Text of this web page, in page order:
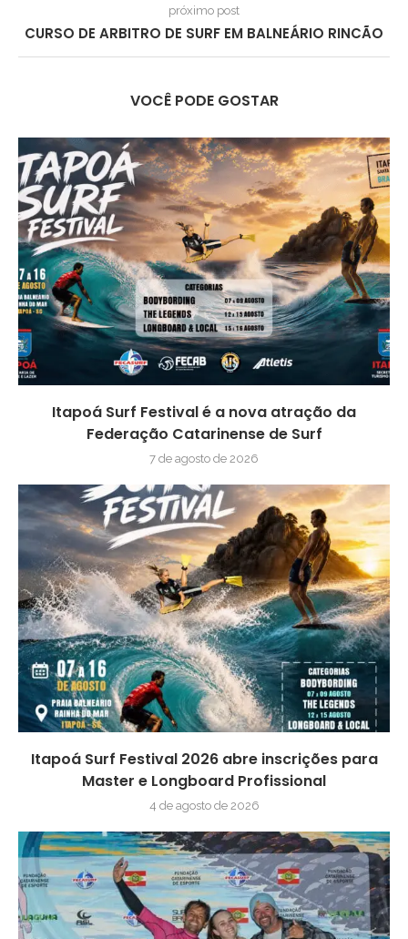
próximo post
CURSO DE ARBITRO DE SURF EM BALNEÁRIO RINCÃO
VOCÊ PODE GOSTAR
Itapoá Surf Festival é a nova atração da
Federação Catarinense de Surf
7 de agosto de 2026
Itapoá Surf Festival 2026 abre inscrições para
Master e Longboard Profissional
4 de agosto de 2026